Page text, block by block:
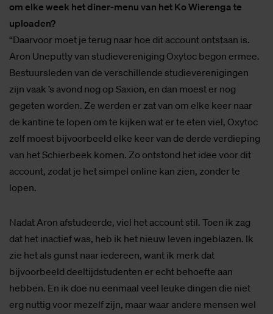
om elke week het diner-menu van het Ko Wierenga te
uploaden?
“Daarvoor moet je terug naar hoe dit account ontstaan is.
Aron Uneputty van studievereniging Oxytoc begon ermee.
Bestuursleden van de verschillende studieverenigingen
zijn vaak ’s avond nog op Saxion, en dan moest er nog
gegeten worden. Ze werden er zat van om elke keer naar
de kantine te lopen om te kijken wat er te eten viel, Oxytoc
zelf moest bijvoorbeeld elke keer van de derde verdieping
van het Schierbeek komen. Zo ontstond het idee voor dit
account, zodat je het simpel online kan zien, zonder te
lopen.
Nadat Aron afstudeerde, viel het account stil. Toen ik zag
dat het inactief was, heb ik het nieuw leven ingeblazen. Ik
zie het als gunst naar iedereen, want ik merk dat
bijvoorbeeld deeltijdstudenten er echt behoefte aan
hebben. En ik doe nu eenmaal veel leuke dingen die niet
erg nuttig voor mezelf zijn, maar waar andere mensen wel